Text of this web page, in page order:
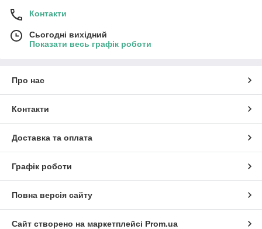
Контакти
Сьогодні вихідний
Показати весь графік роботи
Про нас
Контакти
Доставка та оплата
Графік роботи
Повна версія сайту
Сайт створено на маркетплейсі Prom.ua